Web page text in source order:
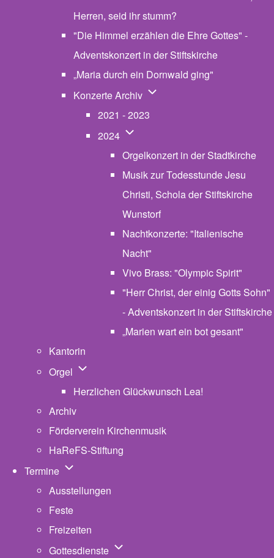
Herren, seid ihr stumm?
"Die Himmel erzählen die Ehre Gottes" -
Adventskonzert in der Stiftskirche
„Maria durch ein Dornwald ging"
Konzerte Archiv Unternavigation von
2021 - 2023
2024 Unternavigation von 2024
Orgelkonzert in der Stadtkirche
Musik zur Todesstunde Jesu
Christi, Schola der Stiftskirche
Wunstorf
Nachtkonzerte: "Italienische
Nacht"
Vivo Brass: "Olympic Spirit"
"Herr Christ, der einig Gotts Sohn"
- Adventskonzert in der Stiftskirche
„Marien wart ein bot gesant"
Kantorin
Orgel Unternavigation von Orgel
Herzlichen Glückwunsch Lea!
Archiv
Förderverein Kirchenmusik
HaReFS-Stiftung
Termine Unternavigation von Termine
Ausstellungen
Feste
Freizeiten
Gottesdienste Unternavigation von Gottesdienste